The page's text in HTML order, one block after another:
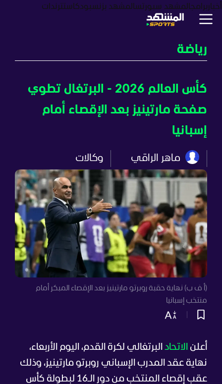
أخبار برامجالمشهد سبورتسالمشهد بزنسبودكاستترندات
رياضة
كأس العالم 2026 - البرتغال تطوي
صفحة مارتينيز بعد الإقصاء أمام
إسبانيا
ماهر الراقي وكالات
(أ ف ب) نهاية حقبة روبرتو مارتينيز بعد الإقصاء المبكر أمام
منتخب إسبانيا
أعلن الاتحاد البرتغالي لكرة القدم، اليوم الأربعاء،
نهاية عقد المدرب الإسباني روبرتو مارتينيز، وذلك
عقب إقصاء المنتخب من دور الـ16 لبطولة كأس